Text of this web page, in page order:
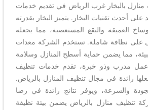
بالبخار غرب الرياض في تقديم خدمات
على أحدث تقنيات البخار. يتميز البخار بقدرته
العميقة والبقع المستعصية، مما يجعله
على نظافة شاملة. تستخدم الشركة معدات
مما يضمن حماية أسطح المنازل وسلامة
عمل مدرب وذو خبرة، تقدم خدمات تنظيف
رائدة في مجال تنظيف المنازل بالرياض.
والسرعة، ويوفر نتائج رائدة في رضا
تنظيف منازل بالرياض يضمن بيئة نظيفة